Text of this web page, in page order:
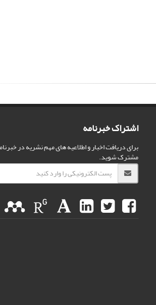
اشتراک خبرنامه
برای دریافت اخبار و اطلاعیه های مهم نشریه در
مشترک شوید.